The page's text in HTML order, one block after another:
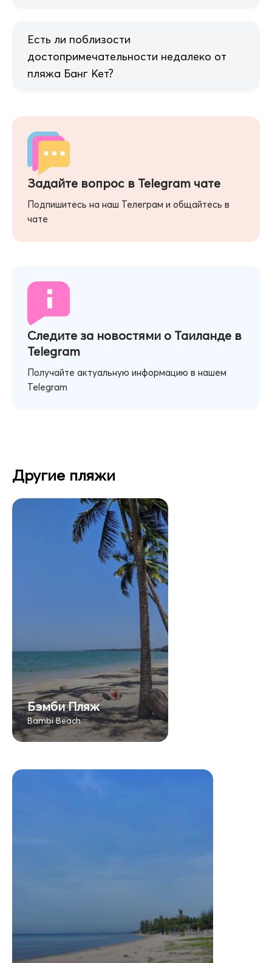
Есть ли поблизости
достопримечательности недалеко от
пляжа Банг Кет?
Задайте вопрос в Telegram чате
Подпишитесь на наш Телеграм и общайтесь в
чате
Следите за новостями о Таиланде в
Telegram
Получайте актуальную информацию в нашем
Telegram
Другие пляжи
Бэмби Пляж
Bambi Beach